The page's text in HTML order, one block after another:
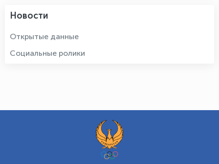
Новости
Открытые данные
Социальные ролики